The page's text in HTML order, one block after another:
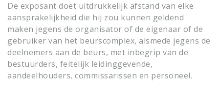
De exposant doet uitdrukkelijk afstand van elke
aansprakelijkheid die hij zou kunnen geldend
maken jegens de organisator of de eigenaar of de
gebruiker van het beurscomplex, alsmede jegens de
deelnemers aan de beurs, met inbegrip van de
bestuurders, feitelijk leidinggevende,
aandeelhouders, commissarissen en personeel.